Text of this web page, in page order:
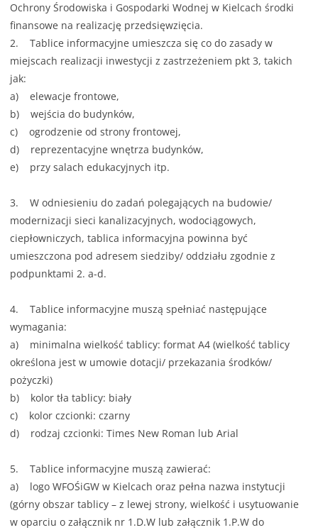
Ochrony Środowiska i Gospodarki Wodnej w Kielcach środki
finansowe na realizację przedsięwzięcia.
2. Tablice informacyjne umieszcza się co do zasady w
miejscach realizacji inwestycji z zastrzeżeniem pkt 3, takich
jak:
a) elewacje frontowe,
b) wejścia do budynków,
c) ogrodzenie od strony frontowej,
d) reprezentacyjne wnętrza budynków,
e) przy salach edukacyjnych itp.
3. W odniesieniu do zadań polegających na budowie/
modernizacji sieci kanalizacyjnych, wodociągowych,
ciepłowniczych, tablica informacyjna powinna być
umieszczona pod adresem siedziby/ oddziału zgodnie z
podpunktami 2. a-d.
4. Tablice informacyjne muszą spełniać następujące
wymagania:
a) minimalna wielkość tablicy: format A4 (wielkość tablicy
określona jest w umowie dotacji/ przekazania środków/
pożyczki)
b) kolor tła tablicy: biały
c) kolor czcionki: czarny
d) rodzaj czcionki: Times New Roman lub Arial
5. Tablice informacyjne muszą zawierać:
a) logo WFOŚiGW w Kielcach oraz pełna nazwa instytucji
(górny obszar tablicy – z lewej strony, wielkość i usytuowanie
w oparciu o załącznik nr 1.D.W lub załącznik 1.P.W do